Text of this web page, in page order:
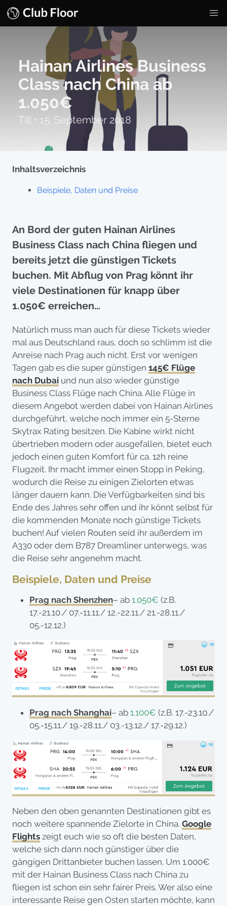
Hainan Airlines Business
Class nach China ab
1.050€
Till • 15. September 2018
Inhaltsverzeichnis
Beispiele, Daten und Preise
An Bord der guten Hainan Airlines
Business Class nach China fliegen und
bereits jetzt die günstigen Tickets
buchen. Mit Abflug von Prag könnt ihr
viele Destinationen für knapp über
1.050€ erreichen…
Natürlich muss man auch für diese Tickets wieder
mal aus Deutschland raus, doch so schlimm ist die
Anreise nach Prag auch nicht. Erst vor wenigen
Tagen gab es die super günstigen 145€ Flüge
nach Dubai und nun also wieder günstige
Business Class Flüge nach China. Alle Flüge in
diesem Angebot werden dabei von Hainan Airlines
durchgeführt, welche noch immer ein 5-Sterne
Skytrax Rating besitzen. Die Kabine wirkt nicht
übertrieben modern oder ausgefallen, bietet euch
jedoch einen guten Komfort für ca. 12h reine
Flugzeit. Ihr macht immer einen Stopp in Peking,
wodurch die Reise zu einigen Zielorten etwas
länger dauern kann. Die Verfügbarkeiten sind bis
Ende des Jahres sehr offen und ihr könnt selbst für
die kommenden Monate noch günstige Tickets
buchen! Auf vielen Routen seid ihr außerdem im
A330 oder dem B787 Dreamliner unterwegs, was
die Reise sehr angenehm macht.
Beispiele, Daten und Preise
Prag nach Shenzhen– ab 1.050€ (z.B.
17.-21.10./ 07.-11.11./ 12.-22.11./ 21.-28.11./
05.-12.12.)
Prag nach Shanghai– ab 1.100€ (z.B. 17.-23.10./
05.-15.11./ 19.-28.11./ 03.-13.12./ 17.-29.12.)
Neben den oben genannten Destinationen gibt es
noch weitere spannende Zielorte in China. Google
Flights zeigt euch wie so oft die besten Daten,
welche sich dann noch günstiger über die
gängigen Drittanbieter buchen lassen. Um 1.000€
mit der Hainan Business Class nach China zu
fliegen ist schon ein sehr fairer Preis. Wer also eine
interessante Reise gen Osten starten möchte, kann